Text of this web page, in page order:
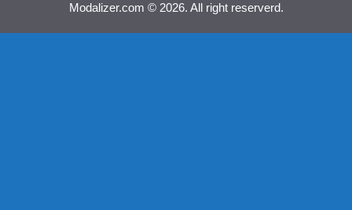
Modalizer.com © 2026. All right reserverd.